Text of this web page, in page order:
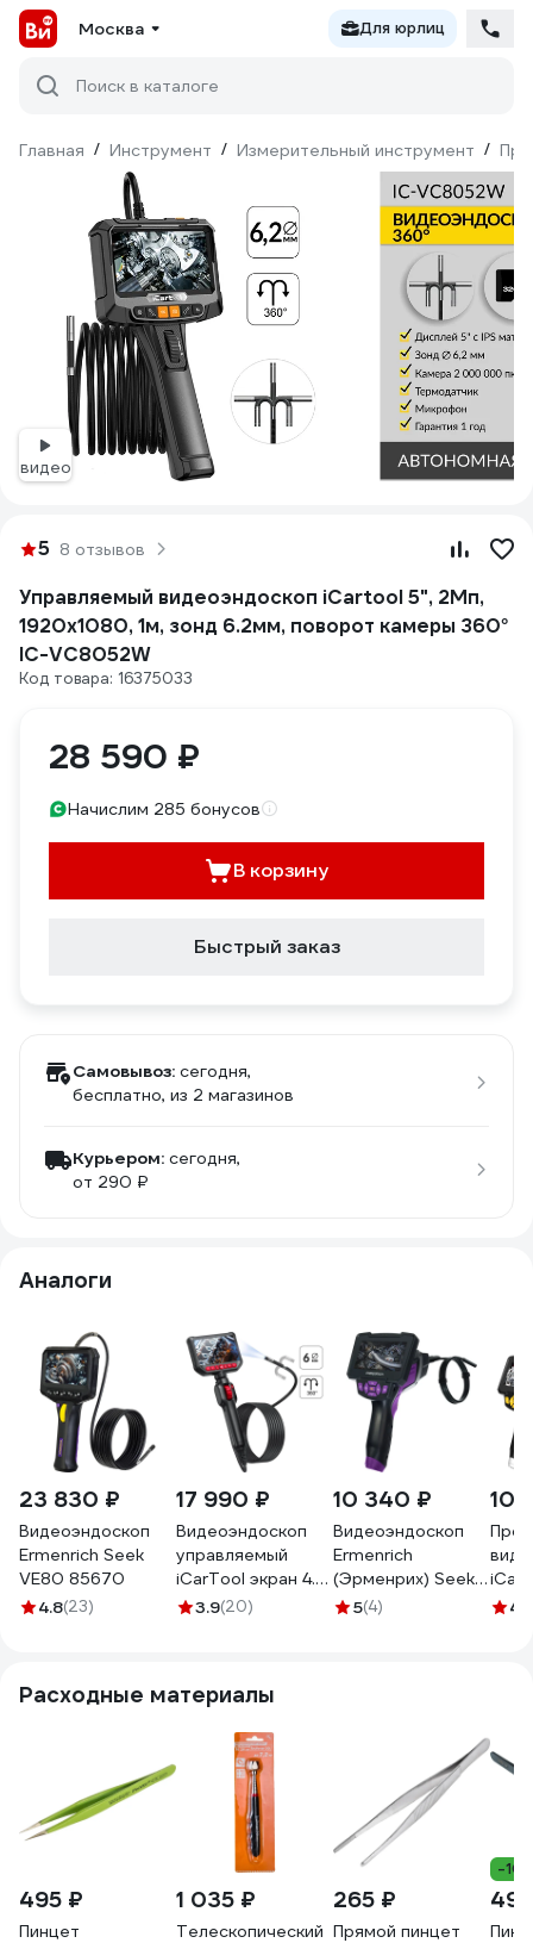
Москва Для юрлиц
Поиск в каталоге
Главная / Инструмент / Измерительный инструмент /
видео
5 8 отзывов
Управляемый видеоэндоскоп iCartool 5", 2Мп,
1920x1080, 1м, зонд 6.2мм, поворот камеры 360°
IC-VC8052W
Код товара: 16375033
28 590 ₽
Начислим 285 бонусов
В корзину
Быстрый заказ
Самовывоз: сегодня,
бесплатно, из 2 магазинов
Курьером: сегодня,
от 290 ₽
Аналоги
23 830 ₽
Видеоэндоскоп
Ermenrich Seek
VE80 85670
4.8(23)
17 990 ₽
Видеоэндоскоп
управляемый
iCarTool экран 4.3,
2Мп, 1920x1080,
3.9(20)
10 340 ₽
Видеоэндоскоп
Ermenrich
(Эрменрих) Seek
VE40, фиолетовый
5(4)
10
1Мп,
4.4
Расходные материалы
495 ₽
Пинцет
1 035 ₽
Телескопический
265 ₽
Прямой пинцет
-